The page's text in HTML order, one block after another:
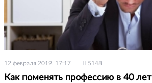
12 февраля 2019, 17:17 5148
Как поменять профессию в 40 лет